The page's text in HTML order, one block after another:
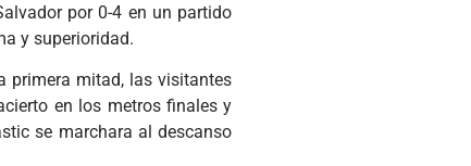
por 0-4 en un partido
y superioridad.
primera mitad, las visitantes
en los metros finales y
se marchara al descanso